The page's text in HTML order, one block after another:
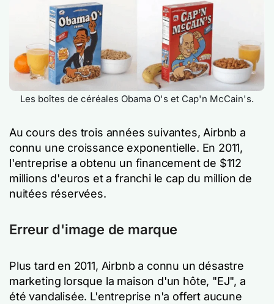
Les boîtes de céréales Obama O's et Cap'n McCain's.
Au cours des trois années suivantes, Airbnb a
connu une croissance exponentielle. En 2011,
l'entreprise a obtenu un financement de $112
millions d'euros et a franchi le cap du million de
nuitées réservées.
Erreur d'image de marque
Plus tard en 2011, Airbnb a connu un désastre
marketing lorsque la maison d'un hôte, "EJ", a
été vandalisée. L'entreprise n'a offert aucune